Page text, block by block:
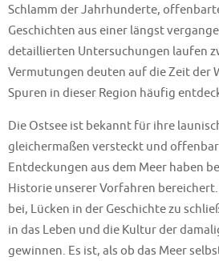
Schlamm der Jahrhunderte,
Geschichten aus einer längst
detaillierten Untersuchungen laufen
Vermutungen deuten auf die Zeit der
Spuren in dieser Region häufig
Die Ostsee ist bekannt für ihre
gleichermaßen versteckt und
Entdeckungen aus dem Meer haben
Historie unserer Vorfahren
bei, Lücken in der Geschichte zu
in das Leben und die Kultur der
gewinnen. Es ist, als ob das Meer